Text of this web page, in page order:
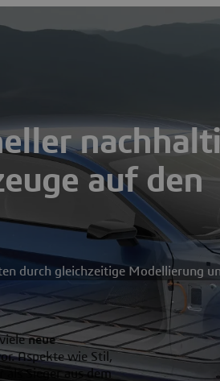
auf den
durch gleichzeitige Modellierung
neue
Aspekte wie Stil,
als Sieger aus dem